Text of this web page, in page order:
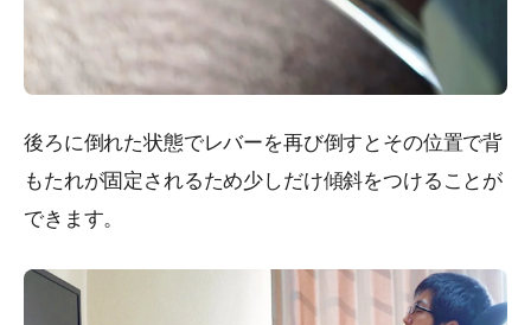
後ろに倒れた状態でレバーを再び倒すとその位置で背
もたれが固定されるため少しだけ傾斜をつけることが
できます。